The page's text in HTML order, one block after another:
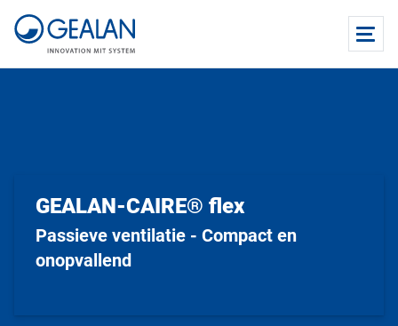
GEALAN-CAIRE® flex
Passieve ventilatie - Compact en
onopvallend